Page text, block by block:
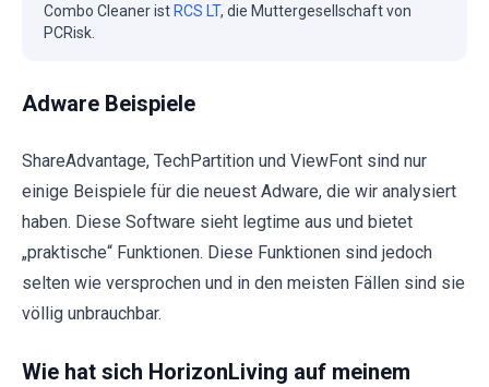
Combo Cleaner ist RCS LT, die Muttergesellschaft von
PCRisk.
Adware Beispiele
ShareAdvantage, TechPartition und ViewFont sind nur
einige Beispiele für die neuest Adware, die wir analysiert
haben. Diese Software sieht legtime aus und bietet
„praktische“ Funktionen. Diese Funktionen sind jedoch
selten wie versprochen und in den meisten Fällen sind sie
völlig unbrauchbar.
Wie hat sich HorizonLiving auf meinem